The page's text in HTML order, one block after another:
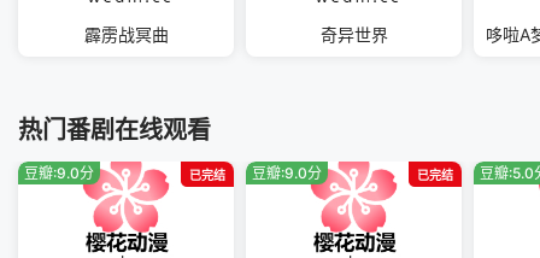
霹雳战冥曲 奇异世界
热门番剧在线观看
已完结
豆瓣:9.0分 已完结
豆瓣:9.0分 豆瓣:5.0